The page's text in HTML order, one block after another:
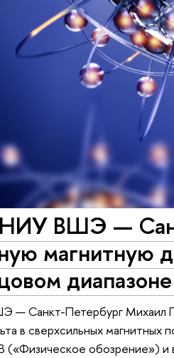
ВШЭ —
магнитную
— Санкт-Петербург Михаил
в сверхсильных
(«Физическое обозрение»)